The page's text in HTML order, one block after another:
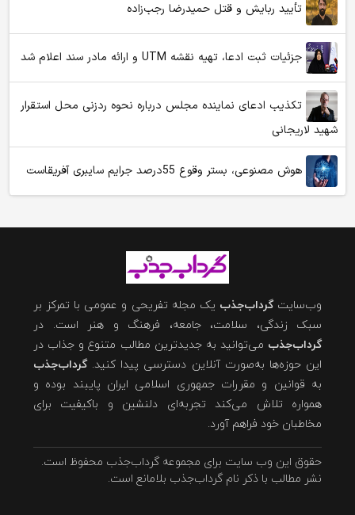
تأیید ربایش و قتل حمیدرضا رجب‌زاده
جزئیات ثبت ادعا، تهیه نقشه UTM و ارائه مادر سند اعلام شد
تکذیب ادعای نماینده مجلس درباره نحوه ردزنی محل استقرار
شهید لاریجانی
هوش مصنوعی، بستر وقوع 55درصد جرایم سایبری آفریقاست
وب‌سایتگرداب‌جذب یک مجله تفریحی و عمومی با تمرکز بر
سبک زندگی، سلامت، جامعه، فرهنگ و هنر است. در
گرداب‌جذب می‌توانید به جدیدترین مطالب متنوع و جذاب در
این حوزه‌ها به‌صورت آنلاین دسترسی پیدا کنید.گرداب‌جذب
به قوانین و مقررات جمهوری اسلامی ایران پایبند بوده و
همواره تلاش می‌کند تجربه‌ای دلنشین و باکیفیت برای
مخاطبان خود فراهم آورد.
حقوق این وب سایت برای مجموعه گرداب‌جذب محفوظ است.
نشر مطالب با ذکر نام گرداب‌جذب بلامانع است.